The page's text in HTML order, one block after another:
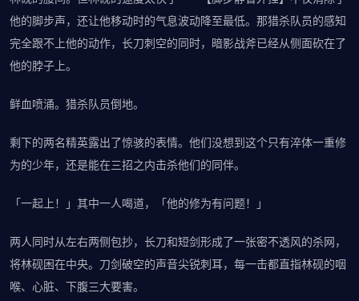
他的脚步声，还让他移动时的气息波动降至最低。那猎杀队员的感知
完全跟不上他的动作，长刀刺空的同时，暗影战斧已经从侧面砍在了
他的脖子上。
鲜血喷涌。猎杀队员倒地。
剩下的两名精英露出了惊骇的表情。他们没想到这个只有淬体一重修
为的少年，还是能在三招之内击杀他们的同伴。
「一起上！」其中一人喝道，「他的修为有问题！」
两人同时从左右两侧包抄，长刀和短剑形成了一张密不透风的杀网，
将林砚困在中央。刀剑破空的声音尖锐刺耳，每一击都直指林砚的咽
喉、心脏、下腹三大要害。